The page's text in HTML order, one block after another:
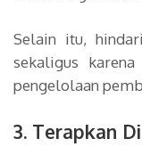
Selain itu,
sekaligus
pengelolaan
3. Terapkan